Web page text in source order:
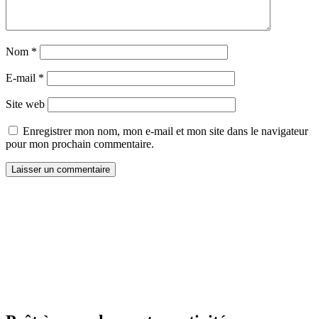
Nom *
E-mail *
Site web
Enregistrer mon nom, mon e-mail et mon site dans le navigateur
pour mon prochain commentaire.